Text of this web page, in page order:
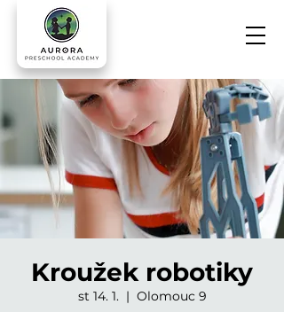
Kroužek robotiky
st 14. 1.
  |
Olomouc 9